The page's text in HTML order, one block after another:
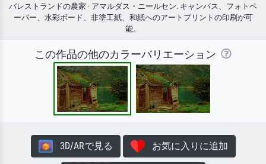
バレストランドの農家 · アマルダス・ニールセン. キャンバス、フォトペ
ーパー、水彩ボード、非塗工紙、和紙へのアートプリントの印刷が可
能。
この作品の他のカラーバリエーション
3D/ARで見る お気に入りに追加